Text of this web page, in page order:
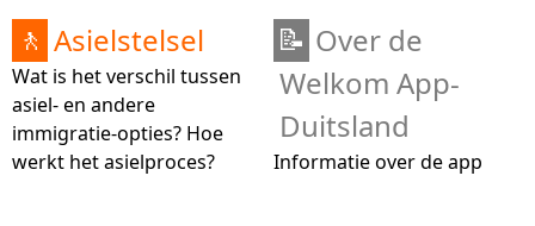
🚶 Asielstelsel
Wat is het verschil tussen
asiel- en andere
immigratie-opties? Hoe
werkt het asielproces?
📝 Over de
Welkom App-
Duitsland
Informatie over de app